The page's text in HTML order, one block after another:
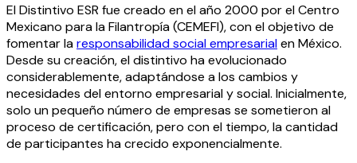
El Distintivo ESR fue creado en el año 2000 por el Centro
Mexicano para la Filantropía (CEMEFI), con el objetivo de
fomentar laresponsabilidad social empresarialen México.
Desde su creación, el distintivo ha evolucionado
considerablemente, adaptándose a los cambios y
necesidades del entorno empresarial y social. Inicialmente,
solo un pequeño número de empresas se sometieron al
proceso de certificación, pero con el tiempo, la cantidad
de participantes ha crecido exponencialmente.